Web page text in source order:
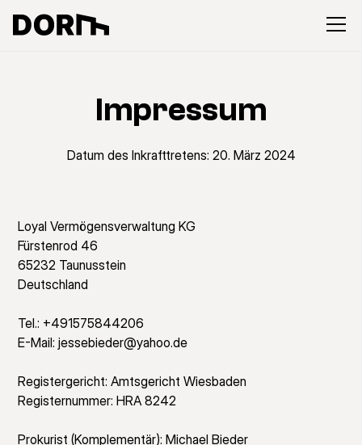
Impressum
Datum des Inkrafttretens: 20. März 2024
Loyal Vermögensverwaltung KG
Fürstenrod 46
65232 Taunusstein
Deutschland
Tel.: +491575844206
E-Mail: jessebieder@yahoo.de
Registergericht: Amtsgericht Wiesbaden
Registernummer: HRA 8242
Prokurist (Komplementär): Michael Bieder